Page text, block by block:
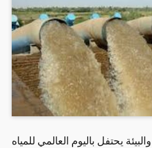
يحتفل باليوم العالمي للمياه